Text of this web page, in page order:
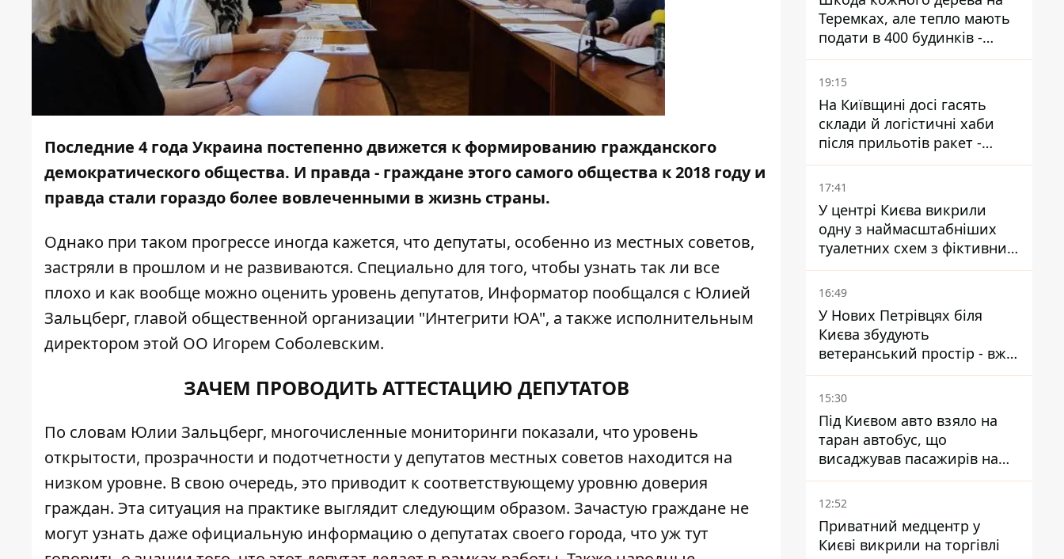
Последние 4 года Украина постепенно движется к формированию гражданского
демократического общества. И правда - граждане этого самого общества к 2018 году и
правда стали гораздо более вовлеченными в жизнь страны.
Однако при таком прогрессе иногда кажется, что депутаты, особенно из местных советов,
застряли в прошлом и не развиваются. Специально для того, чтобы узнать так ли все
плохо и как вообще можно оценить уровень депутатов, Информатор пообщался с Юлией
Зальцберг, главой общественной организации "Интегрити ЮА", а также исполнительным
директором этой ОО Игорем Соболевским.
ЗАЧЕМ ПРОВОДИТЬ АТТЕСТАЦИЮ ДЕПУТАТОВ
По словам Юлии Зальцберг, многочисленные мониторинги показали, что уровень
открытости, прозрачности и подотчетности у депутатов местных советов находится на
низком уровне. В свою очередь, это приводит к соответствующему уровню доверия
граждан. Эта ситуация на практике выглядит следующим образом. Зачастую граждане не
могут узнать даже официальную информацию о депутатах своего города, что уж тут
Теремках, але тепло мають
подати в 400 будинків -
депутатка Київради
19:15
На Київщині досі гасять
склади й логістичні хаби
після прильотів ракет -
ДСНС
17:41
У центрі Києва викрили
одну з наймасштабніших
туалетних схем з фіктивним
будинком
16:49
У Нових Петрівцях біля
Києва збудують
ветеранський простір - вже
знайшли проєктанта
15:30
Під Києвом авто взяло на
таран автобус, що
висаджував пасажирів на
зупинці - пасажирка в
лікарні
12:52
Приватний медцентр у
Києві викрили на торгівлі